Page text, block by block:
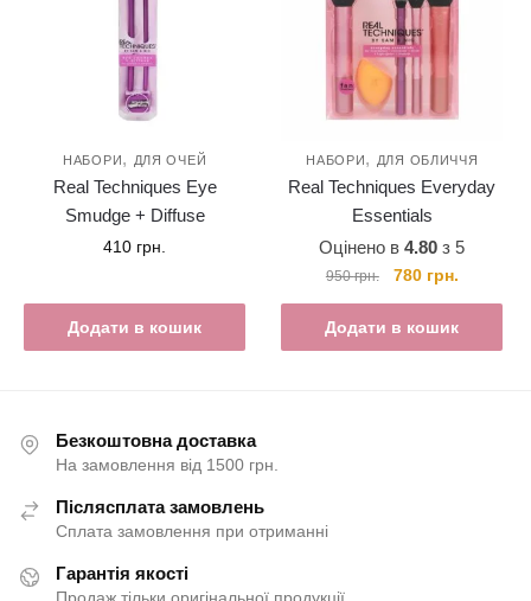
НАБОРИ , ДЛЯ ОЧЕЙ
Real Techniques Eye
Smudge + Diffuse
410 грн.
Додати в кошик
НАБОРИ , ДЛЯ ОБЛИЧЧЯ
Real Techniques Everyday
Essentials
Оцінено в4.80 з 5
950грн.
Оригінальна
ціна:
950 грн..
780 грн.Поточна
ціна:
780 грн..
Додати в кошик
Безкоштовна доставка
На замовлення від 1500 грн.
Післясплата замовлень
Сплата замовлення при отриманні
Гарантія якості